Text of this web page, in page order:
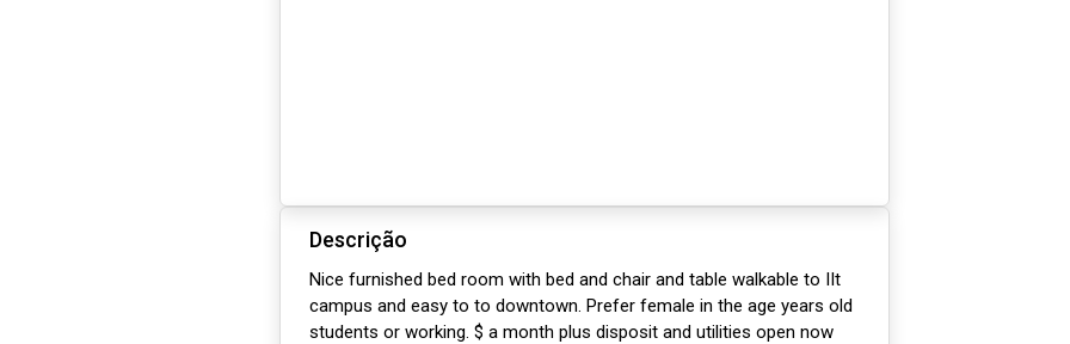
Descrição
Nice furnished bed room with bed and chair and table walkable to IIt
campus and easy to to downtown. Prefer female in the age years old
students or working. $ a month plus disposit and utilities open now